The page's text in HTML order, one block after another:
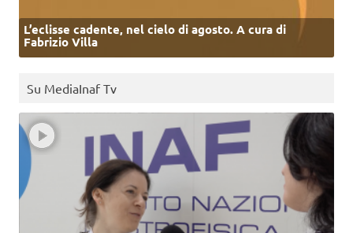
L’eclisse cadente, nel cielo di agosto. A cura di
Fabrizio Villa
Su MediaInaf Tv